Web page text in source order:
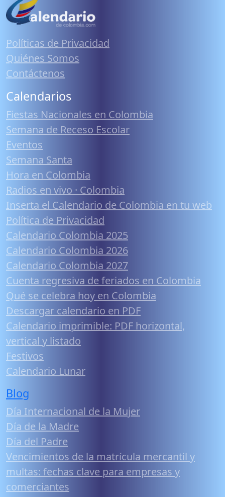
Políticas de Privacidad
Quiénes Somos
Contáctenos
Calendarios
Fiestas Nacionales en Colombia
Semana de Receso Escolar
Eventos
Semana Santa
Hora en Colombia
Radios en vivo · Colombia
Inserta el Calendario de Colombia en tu web
Política de Privacidad
Calendario Colombia 2025
Calendario Colombia 2026
Calendario Colombia 2027
Cuenta regresiva de feriados en Colombia
Qué se celebra hoy en Colombia
Descargar calendario en PDF
Calendario imprimible: PDF horizontal,
vertical y listado
Festivos
Calendario Lunar
Blog
Día Internacional de la Mujer
Día de la Madre
Día del Padre
Vencimientos de la matrícula mercantil y
multas: fechas clave para empresas y
comerciantes